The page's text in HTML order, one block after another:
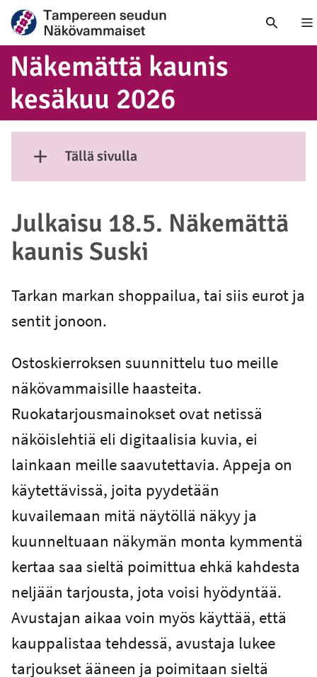
Näkemättä kaunis
kesäkuu 2026
Tällä sivulla
Näytä sisältö
Julkaisu 18.5. Näkemättä
kaunis Suski
Tarkan markan shoppailua, tai siis eurot ja
sentit jonoon.
Ostoskierroksen suunnittelu tuo meille
näkövammaisille haasteita.
Ruokatarjousmainokset ovat netissä
näköislehtiä eli digitaalisia kuvia, ei
lainkaan meille saavutettavia. Appeja on
käytettävissä, joita pyydetään
kuvailemaan mitä näytöllä näkyy ja
kuunneltuaan näkymän monta kymmentä
kertaa saa sieltä poimittua ehkä kahdesta
neljään tarjousta, jota voisi hyödyntää.
Avustajan aikaa voin myös käyttää, että
kauppalistaa tehdessä, avustaja lukee
tarjoukset ääneen ja poimitaan sieltä